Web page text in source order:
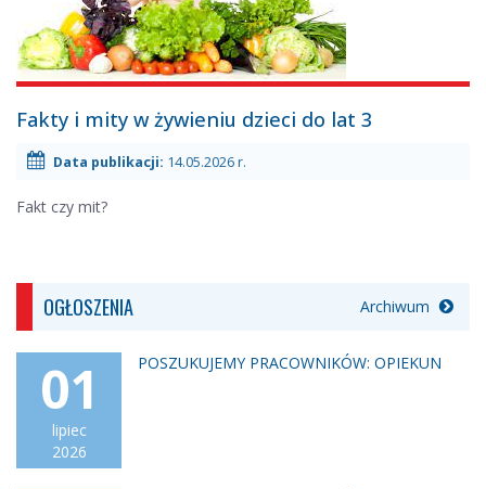
14.05.2026
Fakty i mity w żywieniu dzieci do lat 3
Data publikacji: 14.05.2026 r.
Fakt czy mit?
OGŁOSZENIA Archiwum
01
lipiec
2026
POSZUKUJEMY PRACOWNIKÓW: OPIEKUN